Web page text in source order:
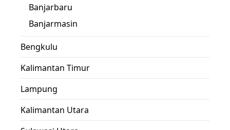
Banjarbaru
Banjarmasin
Bengkulu
Kalimantan Timur
Lampung
Kalimantan Utara